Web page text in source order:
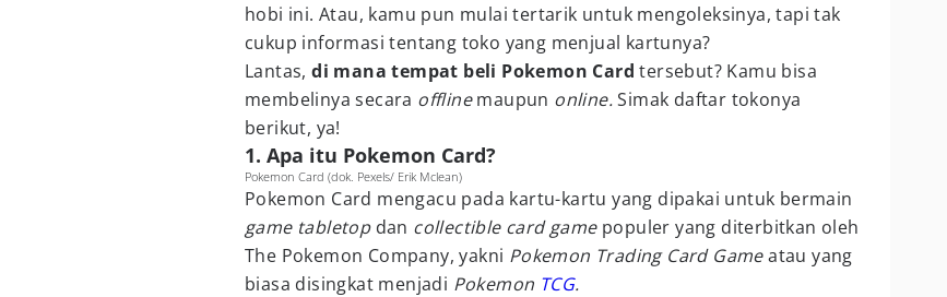
hobi ini. Atau, kamu pun mulai tertarik untuk mengoleksinya, tapi tak
cukup informasi tentang toko yang menjual kartunya?
Lantas,di mana tempat beli Pokemon Cardtersebut? Kamu bisa
membelinya secara offlinemaupun online.Simak daftar tokonya
berikut, ya!
1. Apa itu Pokemon Card?
Pokemon Card (dok. Pexels/ Erik Mclean)
Pokemon Card mengacu pada kartu-kartu yang dipakai untuk bermain
game tabletop dan collectible card game populer yang diterbitkan oleh
The Pokemon Company, yakni Pokemon Trading Card Gameatau yang
biasa disingkat menjadi Pokemon TCG.